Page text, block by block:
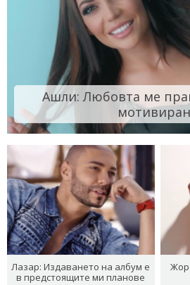
Ашли: Любовта ме
Лазар: Издаването на албум е
в предстоящите ми планове